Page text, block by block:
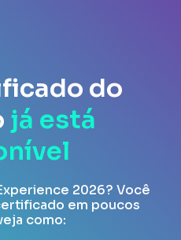
do
já está
2026? Você
em poucos
como: